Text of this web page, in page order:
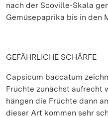
nach der Scoville-Skala
Gemüsepaprika bis in den
GEFÄHRLICHE SCHÄRFE
Capsicum baccatum
Früchte zunächst aufrecht
hängen die Früchte dann
dieser Art kommen sehr